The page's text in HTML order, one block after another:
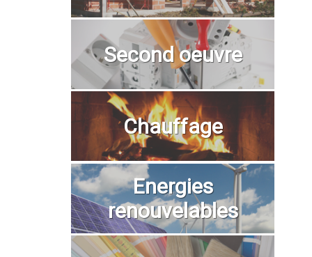
Second oeuvre
Chauffage
Energies
renouvelables